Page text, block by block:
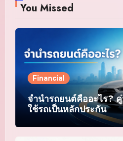
You Missed
Financial
จำนำรถยนต์คืออะไร?
ใช้รถเป็นหลักประกัน